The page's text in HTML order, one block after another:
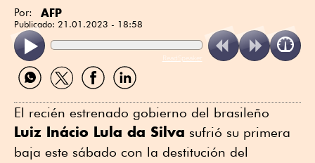
Por: AFP
Publicado: 21.01.2023 - 18:58
ReadSpeaker
Compartir
por
Compartir
por
Compartir
por
Compartir
por
El recién estrenado gobierno del brasileño
Luiz Inácio Lula da Silva sufrió su primera
baja este sábado con la destitución del